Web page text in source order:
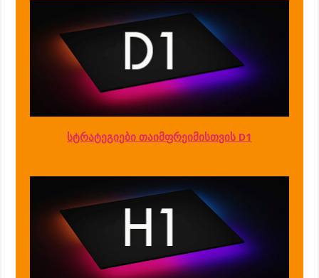
სტრატეგიები თაიმფრეიმისთვის D1